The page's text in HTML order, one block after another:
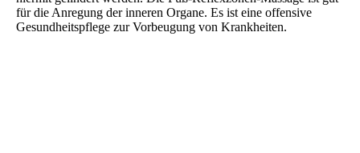
für die Anregung der inneren Organe. Es ist eine offensive
Gesundheitspflege zur Vorbeugung von Krankheiten.